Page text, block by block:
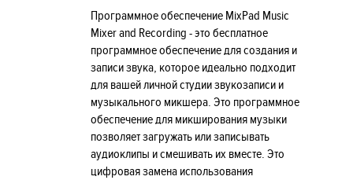
Программное обеспечение MixPad Music
Mixer and Recording - это бесплатное
программное обеспечение для создания и
записи звука, которое идеально подходит
для вашей личной студии звукозаписи и
музыкального микшера. Это программное
обеспечение для микширования музыки
позволяет загружать или записывать
аудиоклипы и смешивать их вместе. Это
цифровая замена использования